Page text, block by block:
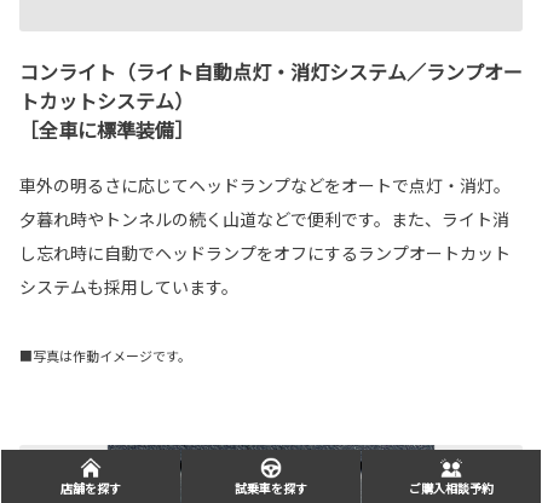
コンライト（ライト自動点灯・消灯システム／ランプオー
トカットシステム）
［全車に標準装備］
車外の明るさに応じてヘッドランプなどをオートで点灯・消灯。
夕暮れ時やトンネルの続く山道などで便利です。また、ライト消
し忘れ時に自動でヘッドランプをオフにするランプオートカット
システムも採用しています。
■写真は作動イメージです。
店舗を探す 試乗車を探す ご購入相談予約